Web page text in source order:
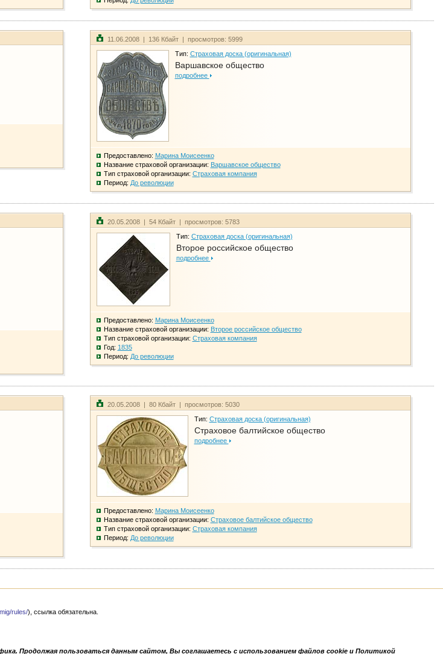
11.06.2008 | 136 Кбайт | просмотров: 5999
Тип: Страховая доска (оригинальная)
Варшавское общество
подробнее
Предоставлено: Марина Моисеенко
Название страховой организации: Варшавское общество
Тип страховой организации: Страховая компания
Период: До революции
20.05.2008 | 54 Кбайт | просмотров: 5783
Тип: Страховая доска (оригинальная)
Второе российское общество
подробнее
Предоставлено: Марина Моисеенко
Название страховой организации: Второе российское общество
Тип страховой организации: Страховая компания
Год: 1835
Период: До революции
20.05.2008 | 80 Кбайт | просмотров: 5030
Тип: Страховая доска (оригинальная)
Страховое балтийское общество
подробнее
Предоставлено: Марина Моисеенко
Название страховой организации: Страховое балтийское общество
Тип страховой организации: Страховая компания
Период: До революции
rules/), ссылка обязательна.
Продолжая пользоваться данным сайтом, Вы соглашаетесь с использованием файлов cookie и Политикой